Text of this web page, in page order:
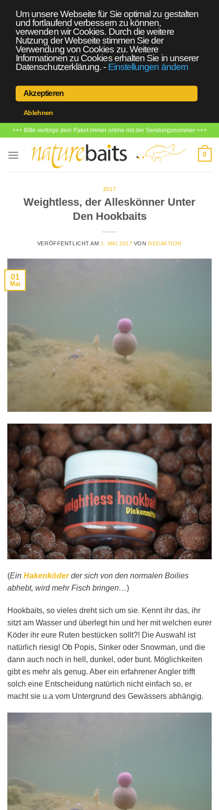
Um unsere Webseite für Sie optimal zu gestalten
und fortlaufend verbessern zu können,
verwenden wir Cookies. Durch die weitere
Nutzung der Webseite stimmen Sie der
Verwendung von Cookies zu. Weitere
Informationen zu Cookies erhalten Sie in unserer
Datenschutzerklärung.- Einstellungen ändern
Akzeptieren
Ablehnen
Zum
springen
+++ Bitte verfolge dein Paket immer online mit der Sendungsnummer +++
0
2017
Weightless, der Alleskönner Unter
Den Hookbaits
VERÖFFENTLICHT AM 1. MAI 2017 VON REDAKTION
01
Mai
(Ein Hakenköderder sich von den normalen Boilies
abhebt, wird mehr Fisch bringen…)
Hookbaits, so vieles dreht sich um sie. Kennt ihr das, ihr
sitzt am Wasser und überlegt hin und her mit welchen eurer
Köder ihr eure Ruten bestücken sollt?! Die Auswahl ist
natürlich riesig! Ob Popis, Sinker oder Snowman, und die
dann auch noch in hell, dunkel, oder bunt. Möglichkeiten
gibt es mehr als genug. Aber ein erfahrener Angler trifft
solch eine Entscheidung natürlich nicht einfach so, er
macht sie u.a vom Untergrund des Gewässers abhängig.